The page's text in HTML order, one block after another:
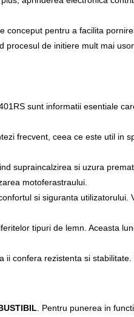
conceput pentru a facilita
de initiere mult mai
sunt informatii esentiale
frecvent, ceea ce este util in
supraincalzirea si uzura
motoferastraului.
si siguranta
tipuri de lemn. Aceasta
confera rezistenta si
. Pentru punerea in